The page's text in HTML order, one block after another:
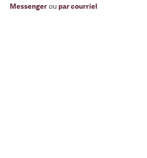
Messengerou par courriel